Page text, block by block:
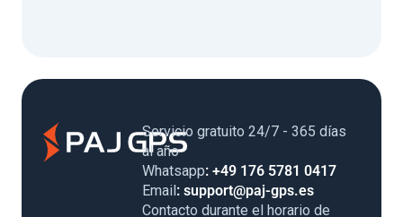
Servicio gratuito 24/7 - 365 días
al año
Whatsapp: +49 176 5781 0417
Email: support@paj-gps.es
Contacto durante el horario de